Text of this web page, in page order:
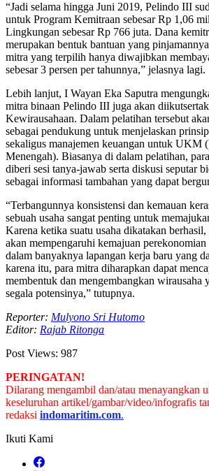
“Jadi selama hingga Juni 2019, Pelindo III
untuk Program Kemitraan sebesar Rp 1,06
Lingkungan sebesar Rp 766 juta. Dana
merupakan bentuk bantuan yang
mitra yang terpilih hanya diwajibkan
sebesar 3 persen per tahunnya,” jelasnya lagi.
Lebih lanjut, I Wayan Eka Saputra
mitra binaan Pelindo III juga akan
Kewirausahaan. Dalam pelatihan tersebut
sebagai pendukung untuk menjelaskan
sekaligus manajemen keuangan untuk UKM
Menengah). Biasanya di dalam pelatihan,
diberi sesi tanya-jawab serta diskusi seputar
sebagai informasi tambahan yang dapat
“Terbangunnya konsistensi dan kemauan
sebuah usaha sangat penting untuk
Karena ketika suatu usaha dikatakan
akan mempengaruhi kemajuan
dalam banyaknya lapangan kerja baru yang
karena itu, para mitra diharapkan dapat
membentuk dan mengembangkan wirausaha
segala potensinya,” tutupnya.
Reporter: Mulyono Sri Hutomo
Editor: Rajab Ritonga
Post Views: 987
PERINGATAN!
Dilarang mengambil dan/atau menayangkan
keseluruhan artikel/gambar/video/infografis
redaksi indomaritim.com.
Ikuti Kami